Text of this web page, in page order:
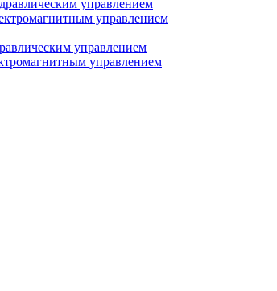
управлением
управлением
управлением
управлением